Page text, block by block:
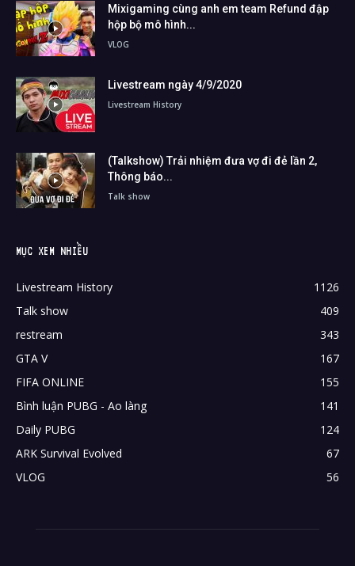
Mixigaming cùng anh em team Refund đập
hộp bộ mô hình...
VLOG
Livestream ngày 4/9/2020
Livestream History
(Talkshow) Trải nhiệm đưa vợ đi đẻ lần 2,
Thông báo...
Talk show
MỤC XEM NHIỀU
Livestream History
1126
Talk show
409
restream
343
GTA V
167
FIFA ONLINE
155
Bình luận PUBG - Ao làng
141
Daily PUBG
124
ARK Survival Evolved
67
VLOG
56